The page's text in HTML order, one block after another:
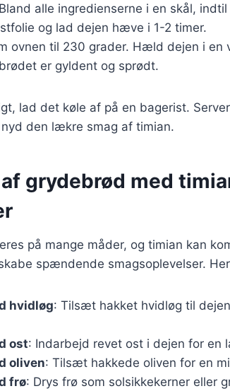
alle ingredienserne i en skål,
og lad dejen hæve i 1-2 timer.
ovnen til 230 grader. Hæld dejen i
er gyldent og sprødt.
lad det køle af på en bagerist.
den lækre smag af timian.
grydebrød med
på mange måder, og timian kan
spændende smagsoplevelser.
hvidløg: Tilsæt hakket hvidløg til
ost: Indarbejd revet ost i dejen for en
oliven: Tilsæt hakkede oliven for en
frø: Drys frø som solsikkekerner eller